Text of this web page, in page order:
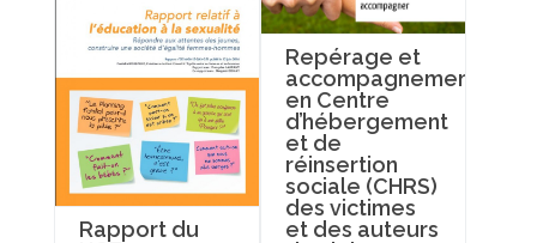
Rapport du
Repérage et
accompagnement
en Centre
d’hébergement
et de
réinsertion
sociale (CHRS)
des victimes
et des auteurs